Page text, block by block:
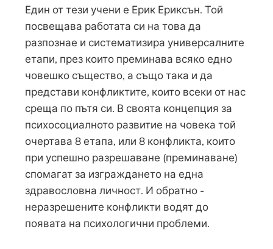
Един от тези учени е Ерик Ериксън. Той
посвещава работата си на това да
разпознае и систематизира универсалните
етапи, през които преминава всяко едно
човешко същество, а също така и да
представи конфликтите, които всеки от нас
среща по пътя си. В своята концепция за
психосоциалното развитие на човека той
очертава 8 етапа, или 8 конфликта, които
при успешно разрешаване (преминаване)
спомагат за изграждането на една
здравословна личност. И обратно -
неразрешените конфликти водят до
появата на психологични проблеми.